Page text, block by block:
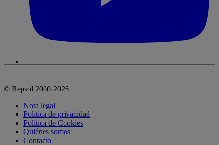
© Repsol 2000-2026
Nota legal
Política de privacidad
Política de Cookies
Quiénes somos
Contacto